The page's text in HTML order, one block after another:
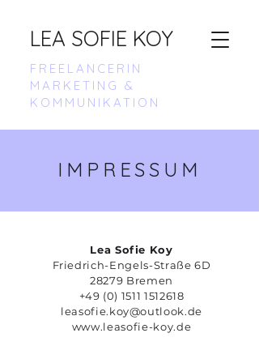
LEA SOFIE KOY
FREELANCERIN
MARKETING &
KOMMUNIKATION
IMPRESSUM
Lea Sofie Koy
Friedrich-Engels-Straße 6D
28279 Bremen
+49 (0) 1511 1512618
leasofie.koy@outlook.de
www.leasofie-koy.de